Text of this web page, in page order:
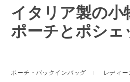
イタリア製の小
ポーチとポシェ
ポーチ・バックインバッグ レディー